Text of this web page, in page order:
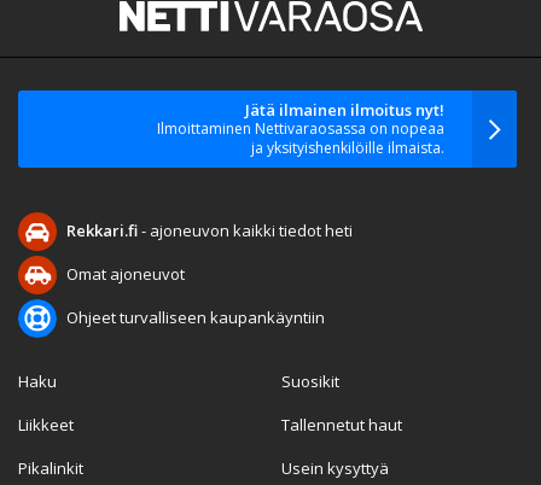
Jätä ilmainen ilmoitus nyt!
Ilmoittaminen Nettivaraosassa on nopeaa
ja yksityishenkilöille ilmaista.
Rekkari.fi- ajoneuvon kaikki tiedot heti
Omat ajoneuvot
Ohjeet turvalliseen kaupankäyntiin
Haku
Liikkeet
Pikalinkit
Suosikit
Tallennetut haut
Usein kysyttyä